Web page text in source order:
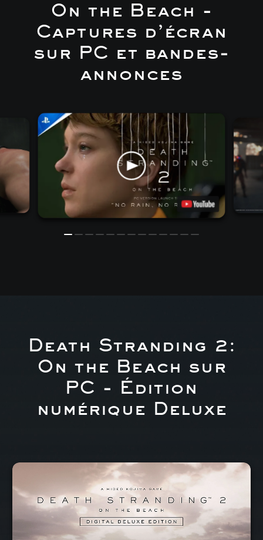
On the Beach -
Captures d’écran
sur PC et bandes-
annonces
Death Stranding 2:
On the Beach sur
PC - Édition
numérique Deluxe